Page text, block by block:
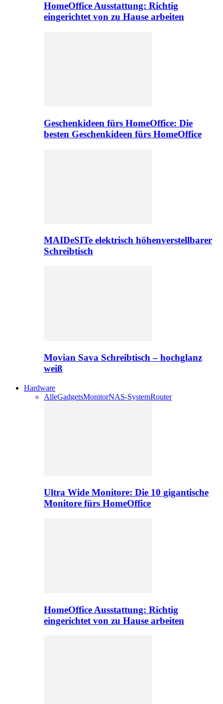
HomeOffice Ausstattung: Richtig
eingerichtet von zu Hause arbeiten
Geschenkideen fürs HomeOffice: Die
besten Geschenkideen fürs HomeOffice
MAIDeSITe elektrisch höhenverstellbarer
Schreibtisch
Movian Sava Schreibtisch – hochglanz
weiß
Hardware
AlleGadgetsMonitorNAS-SystemRouter
Ultra Wide Monitore: Die 10 gigantische
Monitore fürs HomeOffice
HomeOffice Ausstattung: Richtig
eingerichtet von zu Hause arbeiten